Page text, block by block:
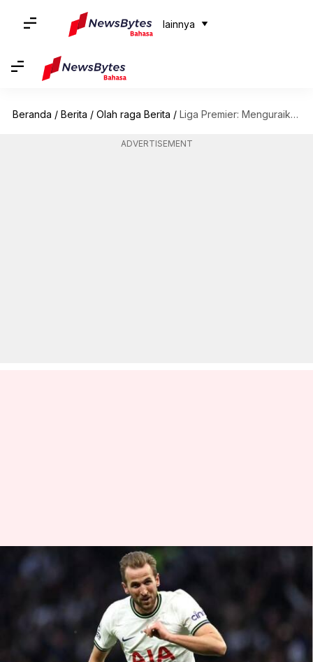
lainnya
Beranda / Berita / Olah raga Berita / Liga Premier: Menguraikan pertandingan terbaik Manchester City vs Tottenham
ADVERTISEMENT
Liga Premier: Menguraikan
pertandingan terbaik
Manchester City vs Tottenham
Dec 04, 2023 12:17 pm